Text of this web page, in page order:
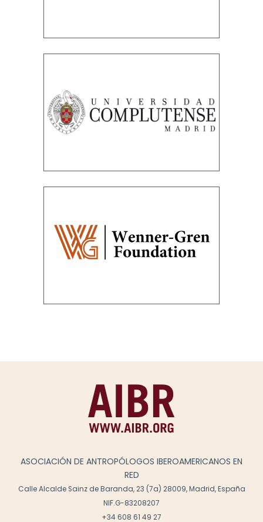
ASOCIACIÓN DE ANTROPÓLOGOS IBEROAMERICANOS EN
RED
Calle Alcalde Sainz de Baranda, 23 (7a) 28009, Madrid, España
NIF.G-83208207
+34 608 61 49 27